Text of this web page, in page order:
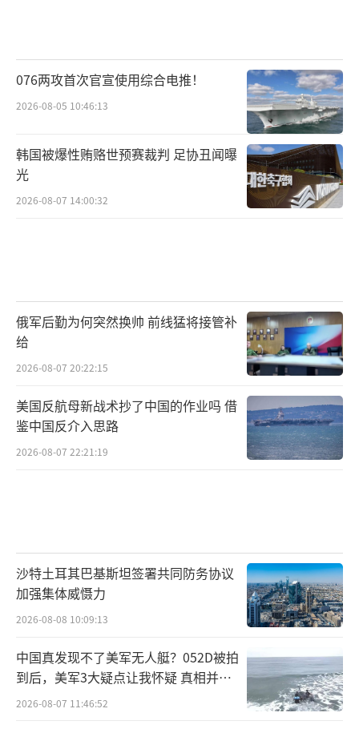
美国意图远超“反毒”表象，而是重塑拉
美秩序的战略布局。特朗普指责马杜罗操
控“太阳卡特尔”贩毒（虽情报界存疑），实
为借口推动政权更迭。核心是能源控制：委内
有投资，俄罗斯为委提供S-300防空系统。特朗
普的“殖民威胁”叙事（委方用词）暴露了单
边主义本质：不惜绕过联合国，测试全球底
线。
对另一个东方大国而言，此局敏感：委内
瑞拉是大国在拉美最大债权国，若乱局升级，
马杜罗的结局会怎样？
马杜罗结局取决于“耐力赛”结果：短期3
-6月顽强撑住概率高，但长期下台几率大。他
076两攻首次官宣使用综合电推！
2026-08-05 10:46:13
韩国被爆性贿赂世预赛裁判 足协丑闻曝
光
2026-08-07 14:00:32
俄军后勤为何突然换帅 前线猛将接管补
给
2026-08-07 20:22:15
美国反航母新战术抄了中国的作业吗 借
鉴中国反介入思路
2026-08-07 22:21:19
沙特土耳其巴基斯坦签署共同防务协议
加强集体威慑力
2026-08-08 10:09:13
中国真发现不了美军无人艇？052D被拍
到后，美军3大疑点让我怀疑 真相并非
如此
2026-08-07 11:46:52